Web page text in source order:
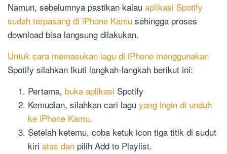
Namun, sebelumnya pastikan kalau aplikasi Spotify
sudah terpasang di iPhone Kamu sehingga proses
download bisa langsung dilakukan.
Untuk cara memasukan lagu di iPhone menggunakan
Spotify silahkan Ikuti langkah-langkah berikut ini:
Pertama, buka aplikasi Spotify
Kemudian, silahkan cari lagu yang ingin di unduh
ke iPhone Kamu.
Setelah ketemu, coba ketuk icon tiga titik di sudut
kiri atas dan pilih Add to Playlist.